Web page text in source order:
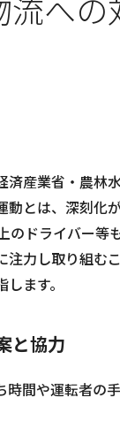
流への
済産業省・農林
動とは、深刻
のドライバー等
力し取り組む
ます。
と協力
間や運転者の